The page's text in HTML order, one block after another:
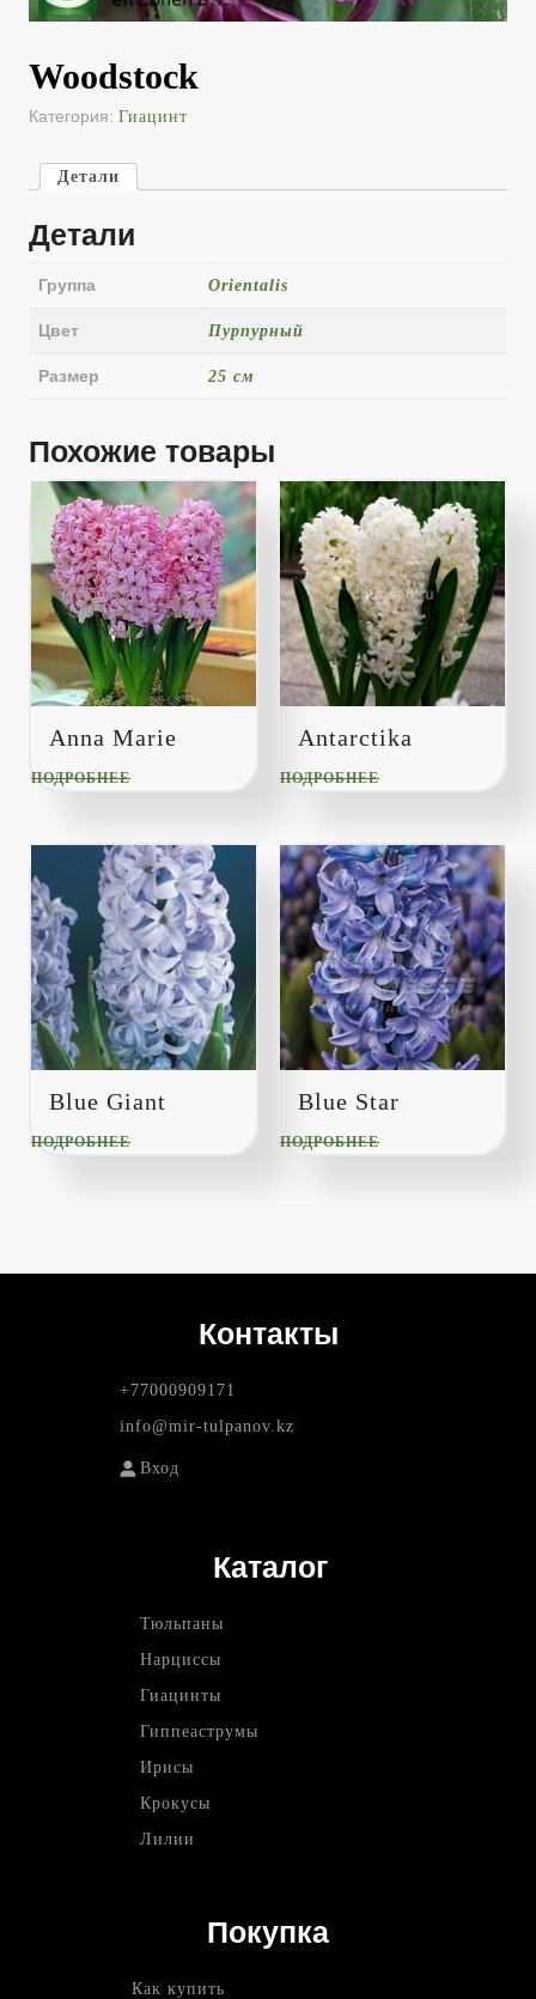
Woodstock
Категория: Гиацинт
Детали
Детали
Группа Orientalis
Цвет Пурпурный
Размер 25 см
Похожие товары
Anna Marie
ПОДРОБНЕЕ
Antarctika
ПОДРОБНЕЕ
Blue Giant
ПОДРОБНЕЕ
Blue Star
ПОДРОБНЕЕ
Контакты
+77000909171
info@mir-tulpanov.kz
Вход
Каталог
Тюльпаны
Нарциссы
Гиацинты
Гиппеаструмы
Ирисы
Крокусы
Лилии
Покупка
Как купить